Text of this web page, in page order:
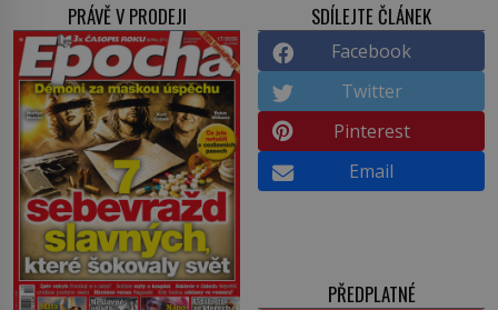
PRÁVĚ V PRODEJI SDÍLEJTE ČLÁNEK
Facebook
Twitter
Pinterest
Email
PŘEDPLATNÉ